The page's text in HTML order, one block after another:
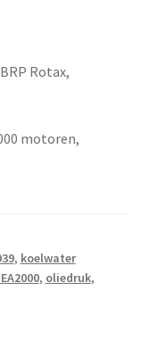
Rotax,
motoren,
, koelwater
, oliedruk,